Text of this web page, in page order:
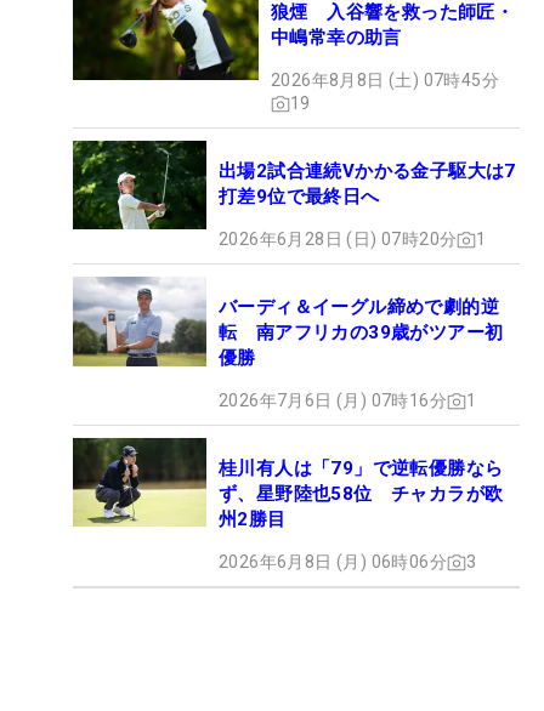
狼煙 入谷響を救った師匠・
中嶋常幸の助言
2026年8月8日 (土) 07時45分
19
出場2試合連続Vかかる金子駆大は7
打差9位で最終日へ
2026年6月28日 (日) 07時20分 1
バーディ＆イーグル締めで劇的逆
転 南アフリカの39歳がツアー初
優勝
2026年7月6日 (月) 07時16分 1
桂川有人は「79」で逆転優勝なら
ず、星野陸也58位 チャカラが欧
州2勝目
2026年6月8日 (月) 06時06分 3